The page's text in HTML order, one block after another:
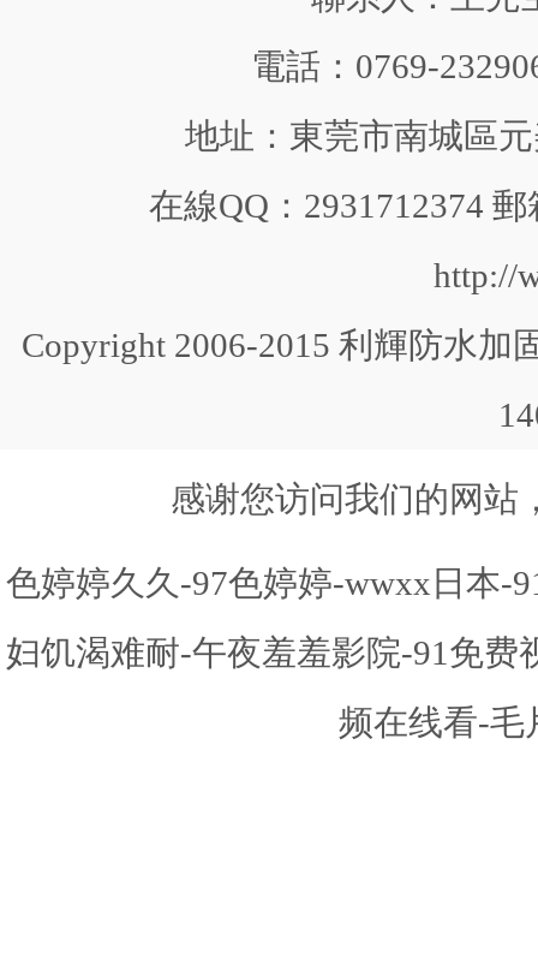
電話：0769-
地址：東莞市南城區
在線QQ：2931712374
http://
Copyright 2006-2015 利輝防水加
感谢您访问我们的网站
色婷婷久久-97色婷婷-wwxx日本-
妇饥渴难耐-午夜羞羞影院-91免
频在线看-毛